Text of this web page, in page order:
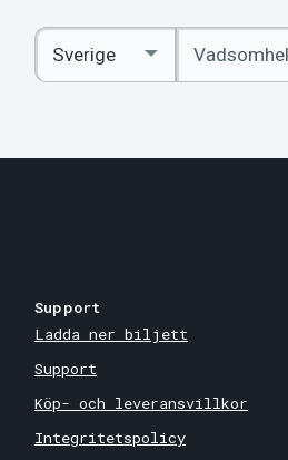
Ange
sökord
Select
Country
Support
Ladda ner biljett
Support
Köp- och leveransvillkor
Integritetspolicy